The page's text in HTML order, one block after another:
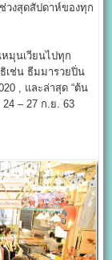
วงสุดสัปดาห์ของทุก
มุนเวียนไปทุก
เช่น ธีมมารวยปิ่น
, และล่าสุด “ต้น
– 27 ก.ย. 63